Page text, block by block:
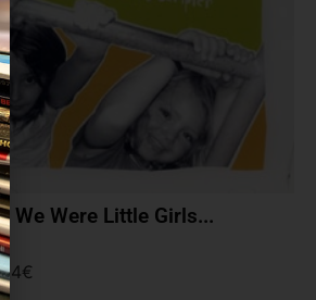
We Were Little Girls...
€